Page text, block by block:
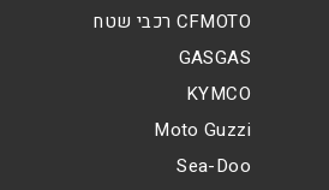
CFMOTO רכבי שטח
GASGAS
KYMCO
Moto Guzzi
Sea-Doo